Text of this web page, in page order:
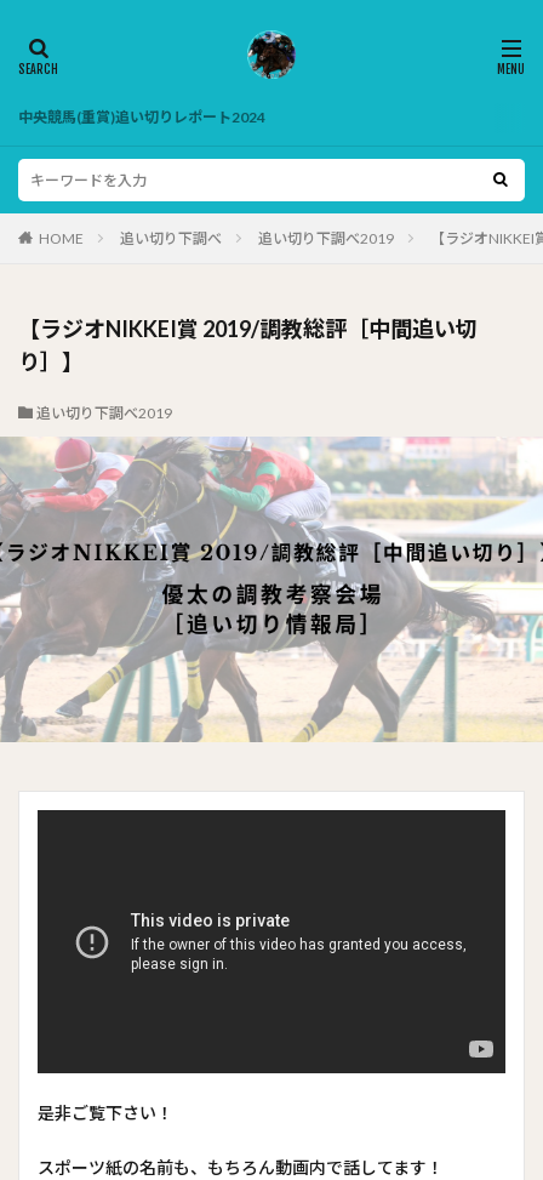
中央競馬(重賞)追い切りレポート2024
HOME 追い切り下調べ 追い切り下調べ2019 【ラジオ
【ラジオNIKKEI賞 2019/調教総評［中間追い切
り］】
追い切り下調べ2019
是非ご覧下さい！
スポーツ紙の名前も、もちろん動画内で話してます！